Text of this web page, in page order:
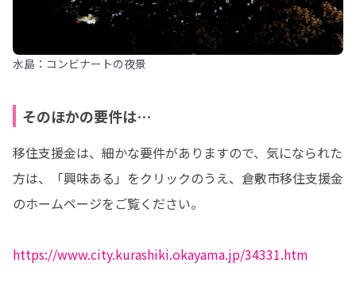
水島：コンビナートの夜景
そのほかの要件は…
移住支援金は、細かな要件がありますので、気になられた
方は、「興味ある」をクリックのうえ、倉敷市移住支援金
のホームページをご覧ください。
https://www.city.kurashiki.okayama.jp/34331.htm